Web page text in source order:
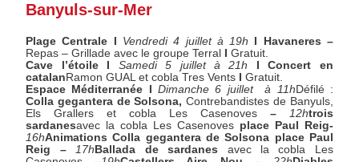
Banyuls-sur-Mer
Plage Centrale I Vendredi 4 juillet à 19h I Havaneres –
Repas – Grillade avec le groupe Terral
IGratuit.
Cave l’étoile I Samedi 5 juillet à 21h I Concert en
catalan Ramon GUAL et cobla Tres Vents IGratuit.
Espace Méditerranée IDimanche 6 juillet à 11h Défilé :
Colla gegantera de Solsona,Contrebandistes de Banyuls,
Els Grallers et cobla Les Casenoves – 12htrois
sardanesavec la cobla Les Casenoves place Paul Reig-
16hAnimations Colla gegantera de Solsona place Paul
Reig –17h Ballada de sardanes avec la cobla Les